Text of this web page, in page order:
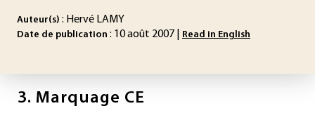
Auteur(s) : Hervé LAMY
Date de publication : 10 août 2007 | Read in English
3. Marquage CE